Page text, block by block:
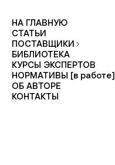
НА ГЛАВНУЮ
СТАТЬИ
ПОСТАВЩИКИ
БИБЛИОТЕКА
КУРСЫ ЭКСПЕРТОВ
НОРМАТИВЫ [в работе]
ОБ АВТОРЕ
КОНТАКТЫ